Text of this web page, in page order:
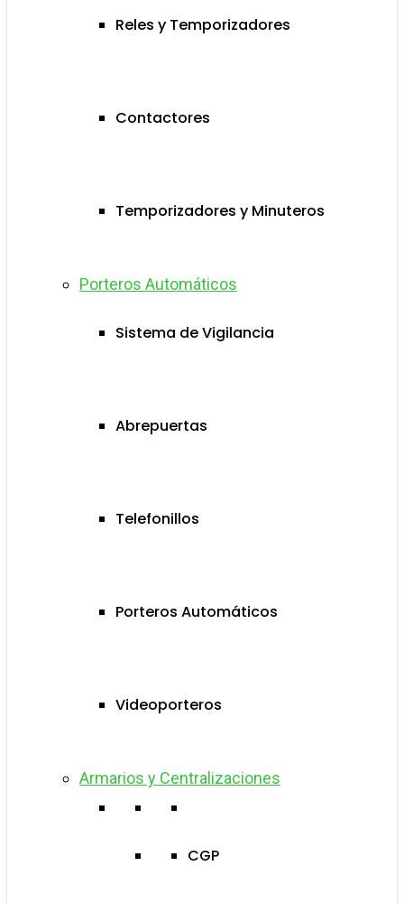
Reles y Temporizadores
Contactores
Temporizadores y Minuteros
Porteros Automáticos
Sistema de Vigilancia
Abrepuertas
Telefonillos
Porteros Automáticos
Videoporteros
Armarios y Centralizaciones
CGP